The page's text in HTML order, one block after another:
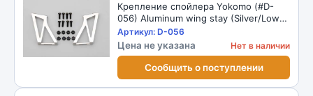
Крепление спойлера Yokomo (#D-
056) Aluminum wing stay (Silver/Low)
for Drift Car
Артикул: D-056
Цена не указана Нет в наличии
Сообщить о поступлении